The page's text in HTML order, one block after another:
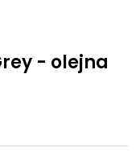
- olejna